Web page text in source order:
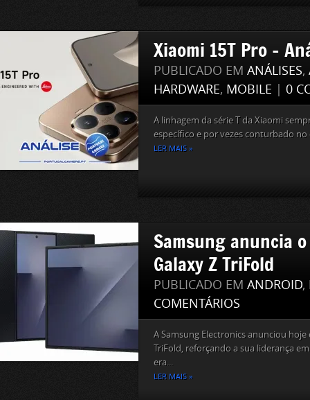
Xiaomi 15T Pro –
PUBLICADO EM ANÁLISES,
HARDWARE, MOBILE 0
A linhagem da série T da Xiaomi
específico e por vezes conturbado
LER MAIS »
Samsung anuncia
Galaxy Z TriFold
PUBLICADO EM ANDROID,
COMENTÁRIOS
A Samsung Electronics anunciou
TriFold, reforçando a sua liderança
era...
LER MAIS »